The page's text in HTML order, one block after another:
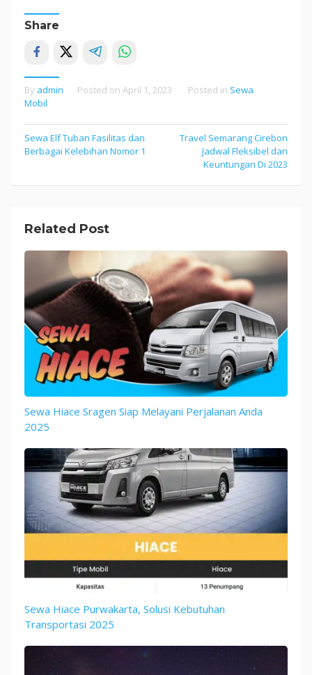
Share
By admin Posted on April 1, 2023 Posted in Sewa
Mobil
Post
navigation
Sewa Elf Tuban Fasilitas dan
Berbagai Kelebihan Nomor 1
Travel Semarang Cirebon
Jadwal Fleksibel dan
Keuntungan Di 2023
Related Post
Sewa Hiace Sragen Siap Melayani Perjalanan Anda
2025
Sewa Hiace Purwakarta, Solusi Kebutuhan
Transportasi 2025